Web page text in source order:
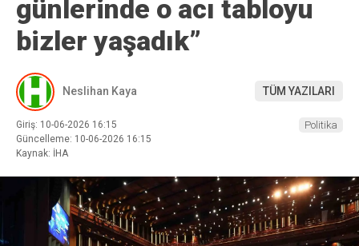
günlerinde o acı tabloyu
bizler yaşadık”
Neslihan Kaya TÜM YAZILARI
Giriş: 10-06-2026 16:15
Güncelleme: 10-06-2026 16:15
Kaynak: İHA
Politika